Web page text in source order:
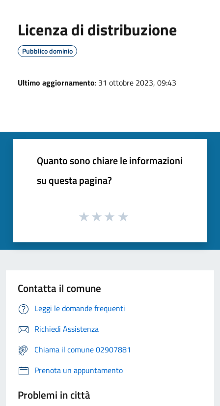
Licenza di distribuzione
Pubblico dominio
Ultimo aggiornamento: 31 ottobre 2023, 09:43
Quanto sono chiare le informazioni
su questa pagina?
Contatta il comune
Leggi le domande frequenti
Richiedi Assistenza
Chiama il comune 02907881
Prenota un appuntamento
Problemi in città